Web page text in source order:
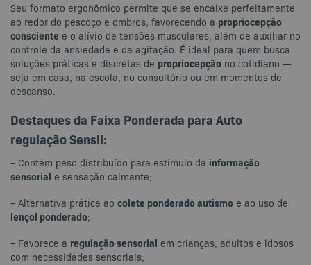
Seu formato ergonômico permite que se encaixe perfeitamente
ao redor do pescoço e ombros, favorecendo a propriocepção
consciente e o alívio de tensões musculares, além de auxiliar no
controle da ansiedade e da agitação. É ideal para quem busca
soluções práticas e discretas de propriocepção no cotidiano —
seja em casa, na escola, no consultório ou em momentos de
descanso.
Destaques da Faixa Ponderada para Auto
regulação Sensii:
– Contém peso distribuído para estímulo da informação
sensorial e sensação calmante;
– Alternativa prática ao colete ponderado autismo e ao uso de
lençol ponderado;
– Favorece a regulação sensorial em crianças, adultos e idosos
com necessidades sensoriais;